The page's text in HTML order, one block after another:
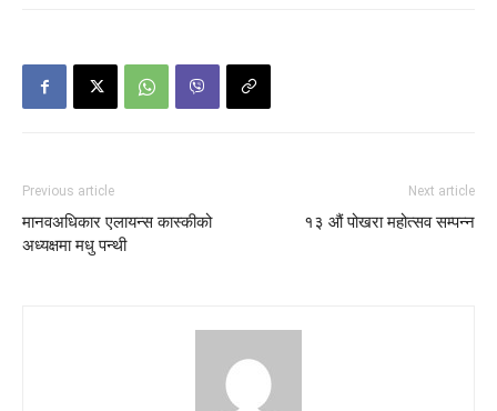
Previous article
मानवअधिकार एलायन्स कास्कीको
अध्यक्षमा मधु पन्थी
Next article
१३ औं पोखरा महोत्सव सम्पन्न